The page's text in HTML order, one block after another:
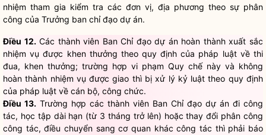
nhiệm tham gia kiểm tra các đơn vị, địa phương theo sự phân
công của Trưởng ban chỉ đạo dự án.
Điều 12. Các thành viên Ban Chỉ đạo dự án hoàn thành xuất sắc
nhiệm vụ được khen thưởng theo quy định của pháp luật về thi
đua, khen thưởng; trường hợp vi phạm Quy chế này và không
hoàn thành nhiệm vụ được giao thì bị xử lý kỷ luật theo quy định
của pháp luật về cán bộ, công chức.
Điều 13. Trường hợp các thành viên Ban Chỉ đạo dự án đi công
tác, học tập dài hạn (từ 3 tháng trở lên) hoặc thay đổi phân công
công tác, điều chuyển sang cơ quan khác công tác thì phải báo